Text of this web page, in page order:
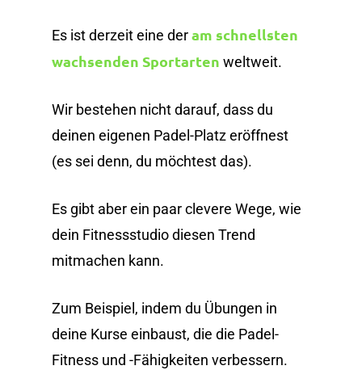
Es ist derzeit eine deram schnellsten
wachsenden Sportarten weltweit.
Wir bestehen nicht darauf, dass du
deinen eigenen Padel-Platz eröffnest
(es sei denn, du möchtest das).
Es gibt aber ein paar clevere Wege, wie
dein Fitnessstudio diesen Trend
mitmachen kann.
Zum Beispiel, indem du Übungen in
deine Kurse einbaust, die die Padel-
Fitness und -Fähigkeiten verbessern.